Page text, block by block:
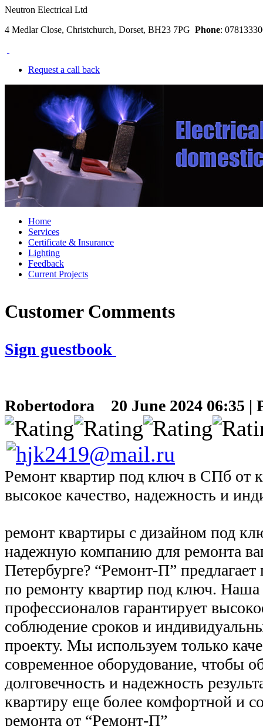
Neutron Electrical Ltd
4 Medlar Close, Christchurch, Dorset, BH23 7PG Phone:
Request a call back
Home
Services
Certificate & Insurance
Lighting
Feedback
Current Projects
Customer Comments
Sign guestbook
Robertodora 20 June 2024 06:35 |
Ремонт квартир под ключ в СПб от
высокое качество, надежность и
ремонт квартиры с дизайном под
надежную компанию для ремонта
Петербурге? “Ремонт-П”
по ремонту квартир под ключ. Наша
профессионалов гарантирует
соблюдение сроков и
проекту. Мы используем только
современное оборудование, чтобы
долговечность и надежность
квартиру еще более комфортной и
ремонта от “Ремонт-П”